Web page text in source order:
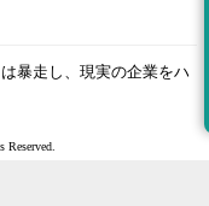
暴走し、現実の企業をハ